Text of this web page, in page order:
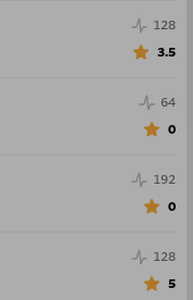
128
3.5
64
0
192
0
128
5